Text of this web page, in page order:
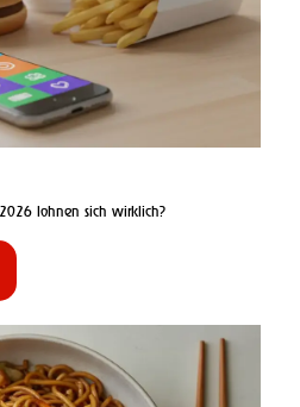
2026 lohnen sich wirklich?